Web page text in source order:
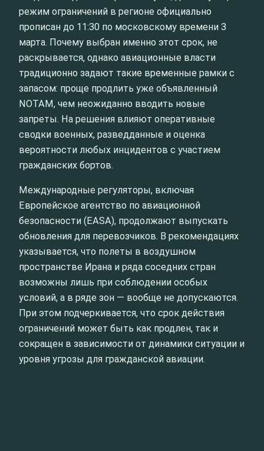
режим ограничений в регионе официально
прописан до 11:30 по московскому времени 3
марта. Почему выбран именно этот срок, не
раскрывается, однако авиационные власти
традиционно задают такие временные рамки с
запасом: проще продлить уже объявленный
NOTAM, чем неожиданно вводить новые
запреты. На решения влияют оперативные
сводки военных, разведданные и оценка
вероятности любых инцидентов с участием
гражданских бортов.
Международные регуляторы, включая
Европейское агентство по авиационной
безопасности (EASA), продолжают выпускать
обновления для перевозчиков. В рекомендациях
указывается, что полеты в воздушном
пространстве Ирана и ряда соседних стран
возможны лишь при соблюдении особых
условий, а в ряде зон — вообще не допускаются.
При этом подчеркивается, что срок действия
ограничений может быть как продлен, так и
сокращен в зависимости от динамики ситуации и
уровня угрозы для гражданской авиации.